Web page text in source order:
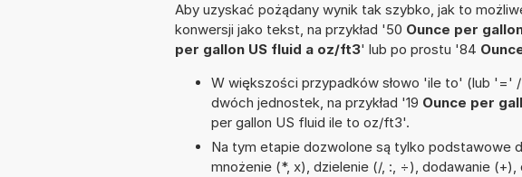
Aby uzyskać pożądany wynik tak szybko, jak to
konwersji jako tekst, na przykład '50 Ounce per
per gallon US fluid a oz/ft3' lub po prostu '84
W większości przypadków słowo 'ile to' (lub '='
dwóch jednostek, na przykład '19 Ounce per
per gallon US fluid ile to oz/ft3'.
Na tym etapie dozwolone są tylko podstawowe
mnożenie (*, x), dzielenie (/, :, ÷), dodawanie (+),